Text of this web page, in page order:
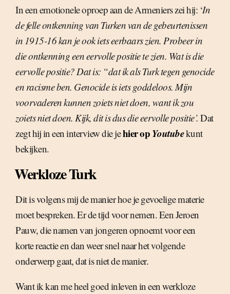
In een emotionele oproep aan de Armeniers zei hij: ‘In
de felle ontkenning van Turken van de gebeurtenissen
in 1915-16 kan je ook iets eerbaars zien. Probeer in
die ontkenning een eervolle positie te zien. Wat is die
eervolle positie? Dat is: “dat ik als Turk tegen genocide
en racisme ben. Genocide is iets goddeloos. Mijn
voorvaderen kunnen zoiets niet doen, want ik zou
zoiets niet doen. Kijk, dit is dus die eervolle positie’. Dat
zegt hij in een interview die jehier opYoutubekunt
bekijken.
Werkloze Turk
Dit is volgens mij de manier hoe je gevoelige materie
moet bespreken. Er de tijd voor nemen. Een Jeroen
Pauw, die namen van jongeren opnoemt voor een
korte reactie en dan weer snel naar het volgende
onderwerp gaat, dat is niet de manier.
Want ik kan me heel goed inleven in een werkloze